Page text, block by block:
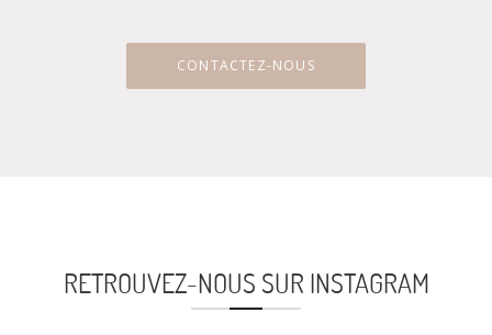
CONTACTEZ-NOUS
RETROUVEZ-NOUS SUR INSTAGRAM